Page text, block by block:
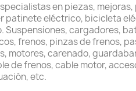
en piezas,
patinete eléctrico, bicicleta
Suspensiones, cargadores,
frenos, pinzas de frenos,
motores, carenado,
de frenos, cable motor,
etc.